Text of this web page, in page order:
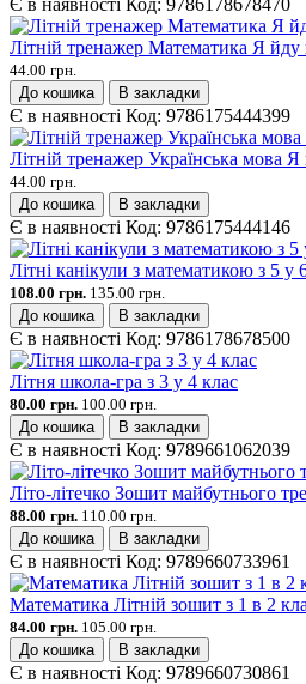
Літній тренажер Математика Я йду
44.00 грн.
До кошика
В закладки
Є в наявності Код: 9786175444399
Літній тренажер Українська мова
44.00 грн.
До кошика
В закладки
Є в наявності Код: 9786175444146
Літні канікули з математикою з 5 у
108.00 грн. 135.00 грн.
До кошика
В закладки
Є в наявності Код: 9786178678500
Літня школа-гра з 3 у 4 клас
80.00 грн. 100.00 грн.
До кошика
В закладки
Є в наявності Код: 9789661062039
Літо-літечко Зошит майбутнього
88.00 грн. 110.00 грн.
До кошика
В закладки
Є в наявності Код: 9789660733961
Математика Літній зошит з 1 в 2
84.00 грн. 105.00 грн.
До кошика
В закладки
Є в наявності Код: 9789660730861